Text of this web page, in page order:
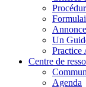
Un
Practice
Centre de
Agenda